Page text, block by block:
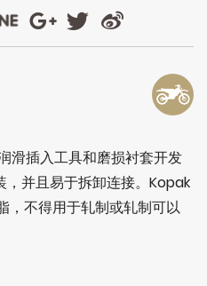
滑插入工具和磨损衬套开发
，并且易于拆卸连接。Kopak
，不得用于轧制或轧制可以